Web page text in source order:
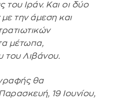
του Ιράν. Και οι δύο
την άμεση και
μέτωπα,
του Λιβάνου.
θα
19 Ιουνίου,